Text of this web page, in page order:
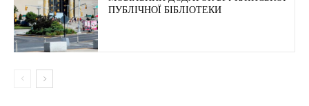
ПУБЛІЧНОЇ БІБЛІОТЕКИ